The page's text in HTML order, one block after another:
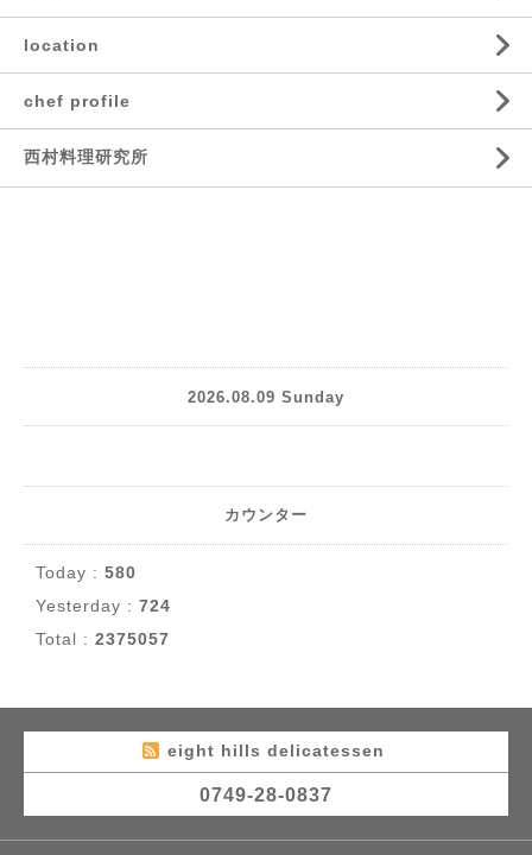
location
chef profile
西村料理研究所
2026.08.09 Sunday
カウンター
Today : 580
Yesterday : 724
Total : 2375057
eight hills delicatessen
0749-28-0837